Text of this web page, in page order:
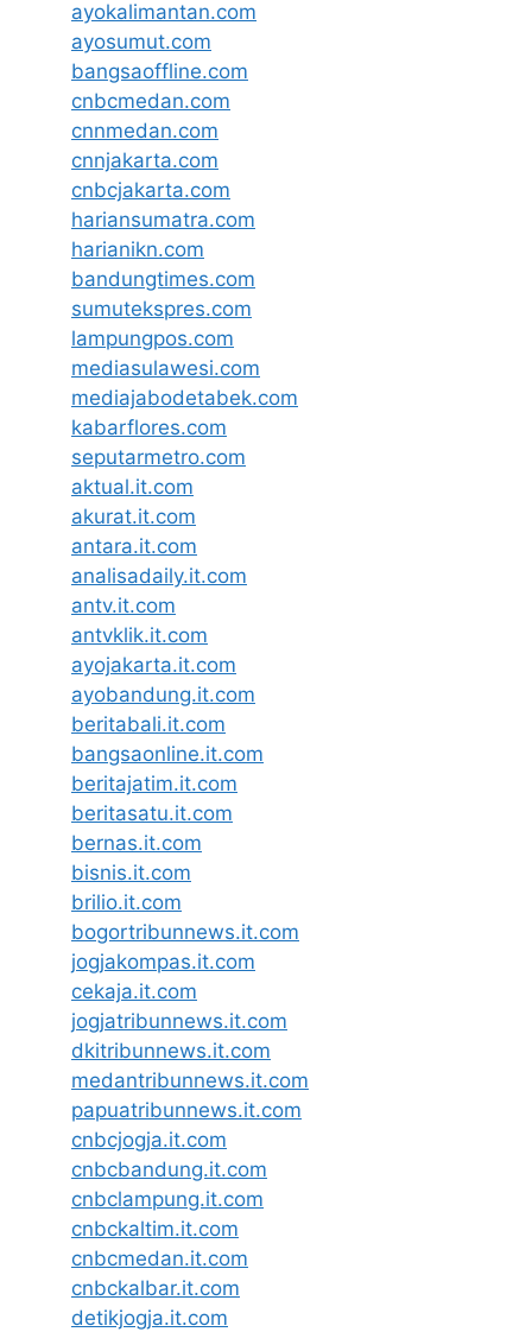
ayokalimantan.com
ayosumut.com
bangsaoffline.com
cnbcmedan.com
cnnmedan.com
cnnjakarta.com
cnbcjakarta.com
hariansumatra.com
harianikn.com
bandungtimes.com
sumutekspres.com
lampungpos.com
mediasulawesi.com
mediajabodetabek.com
kabarflores.com
seputarmetro.com
aktual.it.com
akurat.it.com
antara.it.com
analisadaily.it.com
antv.it.com
antvklik.it.com
ayojakarta.it.com
ayobandung.it.com
beritabali.it.com
bangsaonline.it.com
beritajatim.it.com
beritasatu.it.com
bernas.it.com
bisnis.it.com
brilio.it.com
bogortribunnews.it.com
jogjakompas.it.com
cekaja.it.com
jogjatribunnews.it.com
dkitribunnews.it.com
medantribunnews.it.com
papuatribunnews.it.com
cnbcjogja.it.com
cnbcbandung.it.com
cnbclampung.it.com
cnbckaltim.it.com
cnbcmedan.it.com
cnbckalbar.it.com
detikjogja.it.com